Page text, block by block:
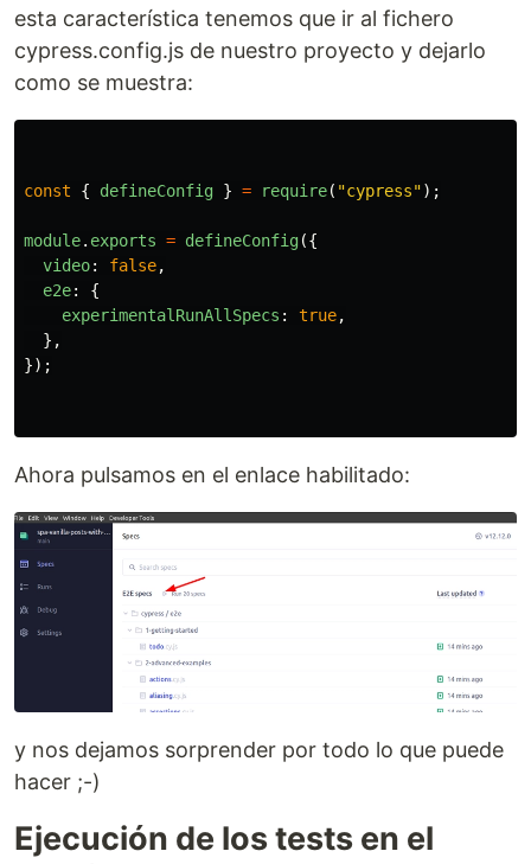
esta característica tenemos que ir al fichero
cypress.config.js de nuestro proyecto y dejarlo
como se muestra:
const { defineConfig } = require( "cypress");
module. exports = defineConfig({
video: false,
e2e:
{
experimentalRunAllSpecs : true,
},
});
Ahora pulsamos en el enlace habilitado:
y nos dejamos sorprender por todo lo que puede
hacer ;-)
Ejecución de los tests en el